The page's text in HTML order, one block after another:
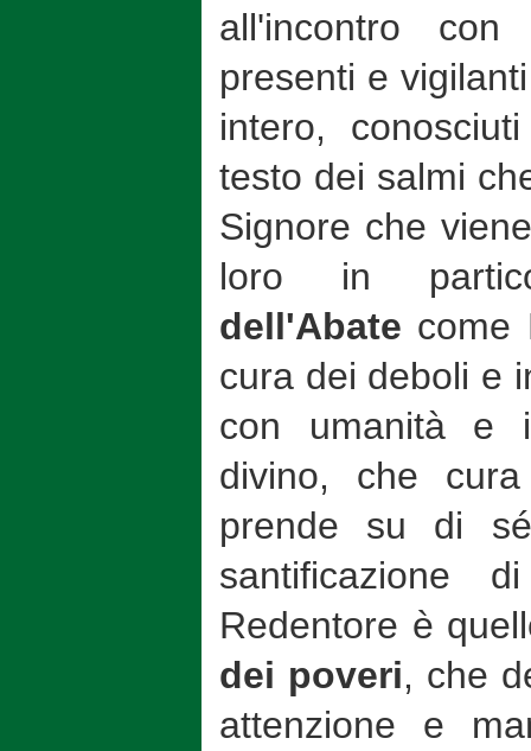
all'incontro
presenti e
intero,
testo dei salmi
Signore che
loro in
dell'Abate come
cura dei deboli e
con umanità e
divino, che
prende su di
santificazione
Redentore è
dei poveri, che
attenzione e